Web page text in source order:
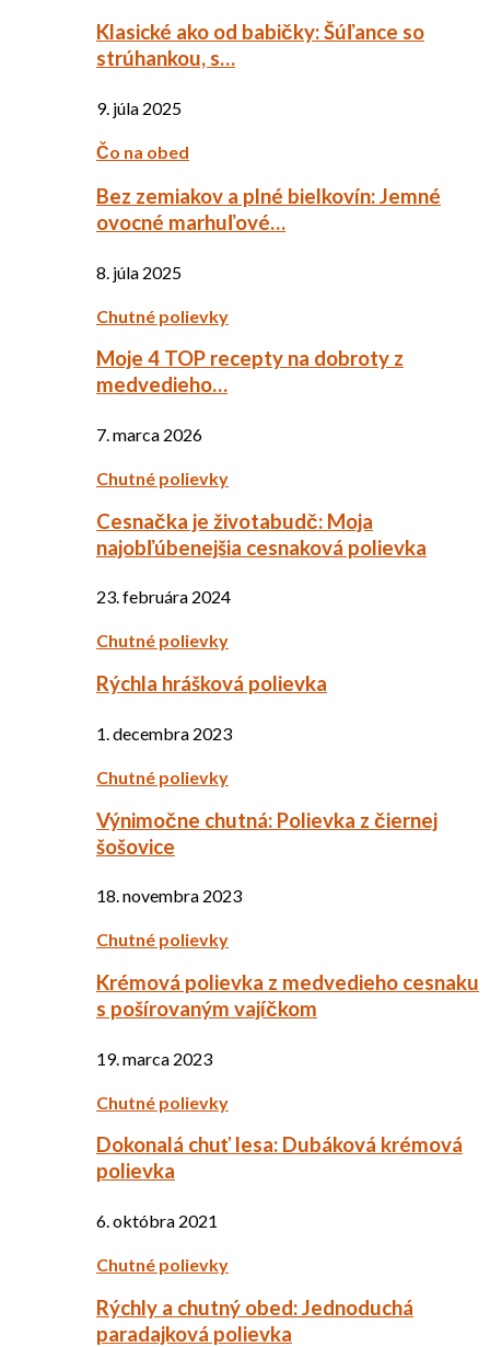
Klasické ako od babičky: Šúľance so
strúhankou, s…
9. júla 2025
Čo na obed
Bez zemiakov a plné bielkovín: Jemné
ovocné marhuľové…
8. júla 2025
Chutné polievky
Moje 4 TOP recepty na dobroty z
medvedieho…
7. marca 2026
Chutné polievky
Cesnačka je životabudč: Moja
najobľúbenejšia cesnaková polievka
23. februára 2024
Chutné polievky
Rýchla hrášková polievka
1. decembra 2023
Chutné polievky
Výnimočne chutná: Polievka z čiernej
šošovice
18. novembra 2023
Chutné polievky
Krémová polievka z medvedieho cesnaku
s pošírovaným vajíčkom
19. marca 2023
Chutné polievky
Dokonalá chuť lesa: Dubáková krémová
polievka
6. októbra 2021
Chutné polievky
Rýchly a chutný obed: Jednoduchá
paradajková polievka